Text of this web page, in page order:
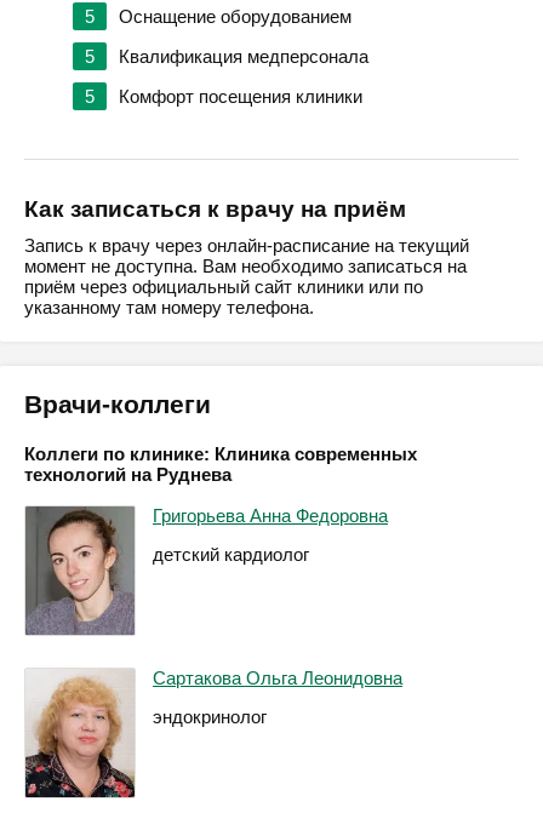
5
Оснащение оборудованием
5
Квалификация медперсонала
5
Комфорт посещения клиники
Как записаться к врачу на приём
Запись к врачу через онлайн-расписание на текущий
момент не доступна. Вам необходимо записаться на
приём через официальный сайт клиники или по
указанному там номеру телефона.
Врачи-коллеги
Коллеги по клинике: Клиника современных
технологий на Руднева
Григорьева Анна Федоровна
детский кардиолог
Сартакова Ольга Леонидовна
эндокринолог